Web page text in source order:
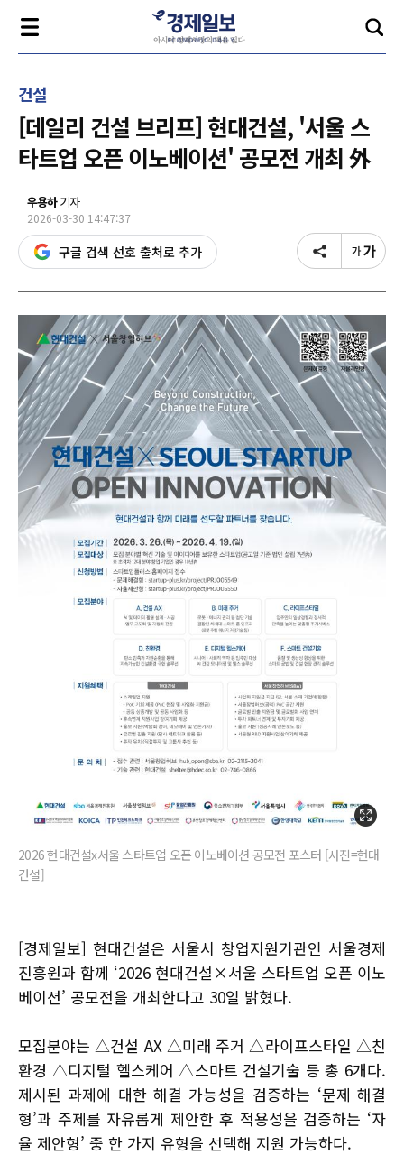
건설
[데일리 건설 브리프] 현대건설, '서울 스
타트업 오픈 이노베이션' 공모전 개최 外
우용하기자
2026-03-30 14:47:37
구글 검색 선호 출처로 추가
2026 현대건설x서울 스타트업 오픈 이노베이션 공모전 포스터 [사진=현대
건설]
[경제일보] 현대건설은 서울시 창업지원기관인 서울경제
진흥원과 함께 ‘2026 현대건설×서울 스타트업 오픈 이노
베이션’ 공모전을 개최한다고 30일 밝혔다.
모집분야는 △건설 AX △미래 주거 △라이프스타일 △친
환경 △디지털 헬스케어 △스마트 건설기술 등 총 6개다.
제시된 과제에 대한 해결 가능성을 검증하는 ‘문제 해결
형’과 주제를 자유롭게 제안한 후 적용성을 검증하는 ‘자
율 제안형’ 중 한 가지 유형을 선택해 지원 가능하다.